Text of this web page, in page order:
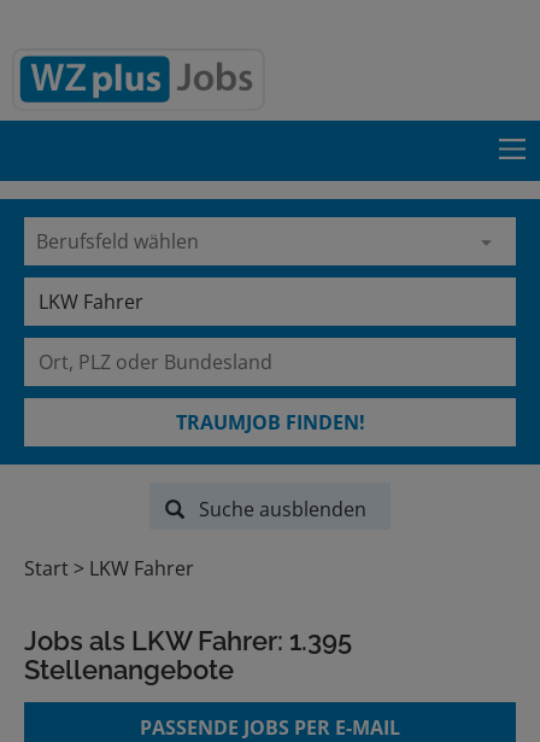
TRAUMJOB FINDEN!
Suche ausblenden
Start LKW Fahrer
Jobs als LKW Fahrer: 1.395
Stellenangebote
PASSENDE JOBS PER E-MAIL